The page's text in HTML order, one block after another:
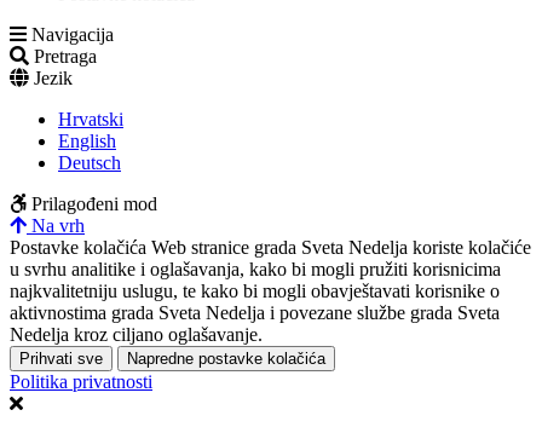
Navigacija
Pretraga
Jezik
Hrvatski
English
Deutsch
Prilagođeni mod
Na vrh
Postavke kolačića Web stranice grada Sveta Nedelja koriste kolačiće
u svrhu analitike i oglašavanja, kako bi mogli pružiti korisnicima
najkvalitetniju uslugu, te kako bi mogli obavještavati korisnike o
aktivnostima grada Sveta Nedelja i povezane službe grada Sveta
Nedelja kroz ciljano oglašavanje.
Prihvati sve Napredne postavke kolačića
Politika privatnosti